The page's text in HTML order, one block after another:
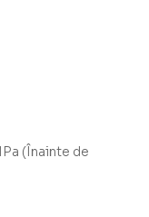
(Înainte de